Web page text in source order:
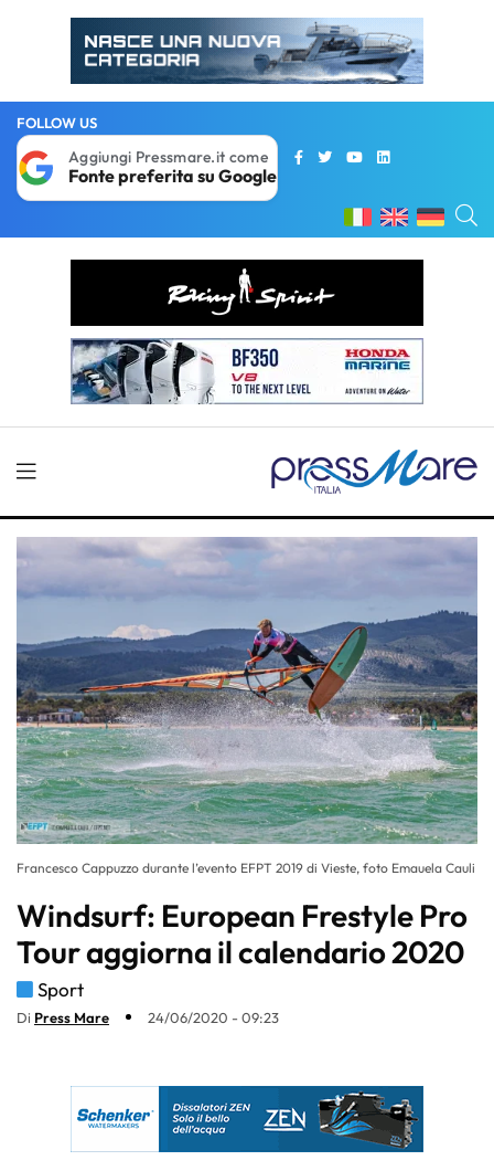
FOLLOW US
Aggiungi Pressmare.it come
Fonte preferita su Google
Francesco Cappuzzo durante l’evento EFPT 2019 di Vieste, foto Emauela Cauli
Windsurf: European Frestyle Pro
Tour aggiorna il calendario 2020
Sport
Di Press Mare 24/06/2020 - 09:23